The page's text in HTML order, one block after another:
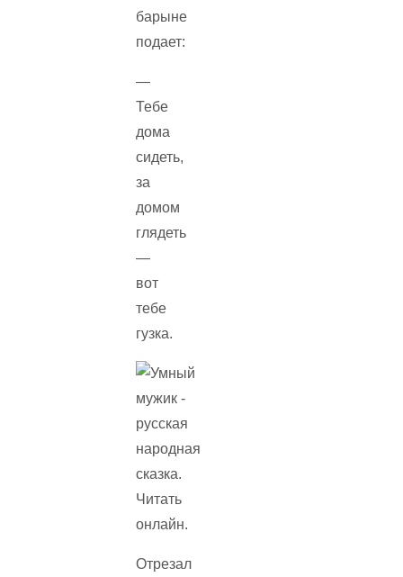
барыне
подает:
—
Тебе
дома
сидеть,
за
домом
глядеть
—
вот
тебе
гузка.
Отрезал